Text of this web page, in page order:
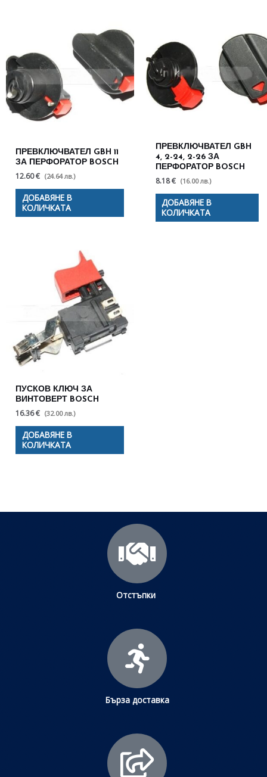
ПРЕВКЛЮЧВАТЕЛ GBH 11
ЗА ПЕРФОРАТОР BOSCH
12.60 € (24.64 лв.)
ДОБАВЯНЕ В
КОЛИЧКАТА
ПРЕВКЛЮЧВАТЕЛ GBH
4, 2-24, 2-26 ЗА
ПЕРФОРАТОР BOSCH
8.18 € (16.00 лв.)
ДОБАВЯНЕ В
КОЛИЧКАТА
ПУСКОВ КЛЮЧ ЗА
ВИНТОВЕРТ BOSCH
16.36 € (32.00 лв.)
ДОБАВЯНЕ В
КОЛИЧКАТА
Отстъпки
Бърза доставка